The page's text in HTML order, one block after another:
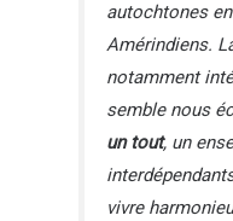
autochtones
Amérindiens.
notamment
semble nous
un tout, un
vivre